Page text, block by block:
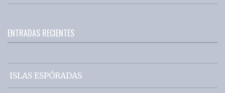
ENTRADAS RECIENTES
ISLAS ESPÓRADAS